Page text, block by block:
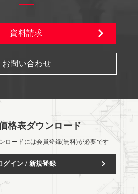
資料請求
お問い合わせ
格表ダウンロード
ロードには会員登録(無料)が必要です
グイン / 新規登録